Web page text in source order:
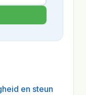
en steun